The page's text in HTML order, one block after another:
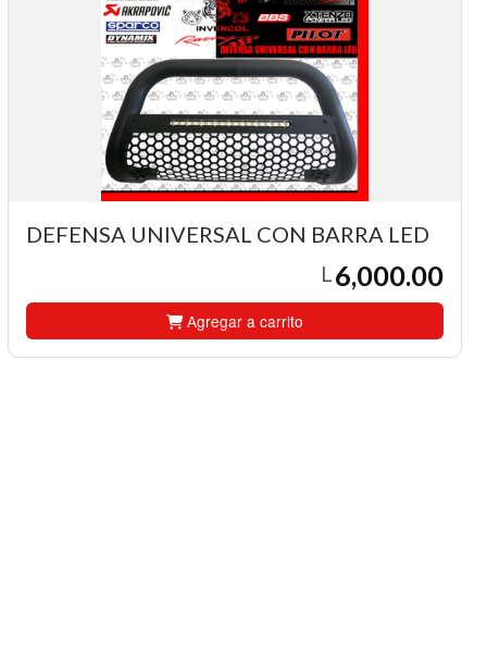
DEFENSA UNIVERSAL CON BARRA LED
L6,000.00
Agregar a carrito